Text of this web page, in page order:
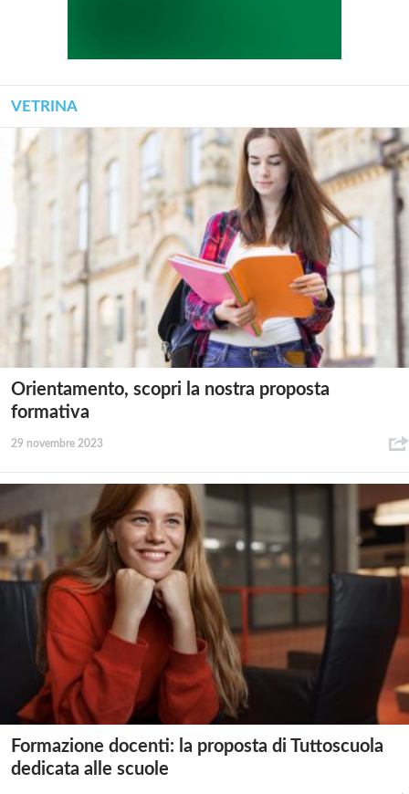
VETRINA
Orientamento, scopri la nostra proposta
formativa
29 novembre 2023
Formazione docenti: la proposta di Tuttoscuola
dedicata alle scuole